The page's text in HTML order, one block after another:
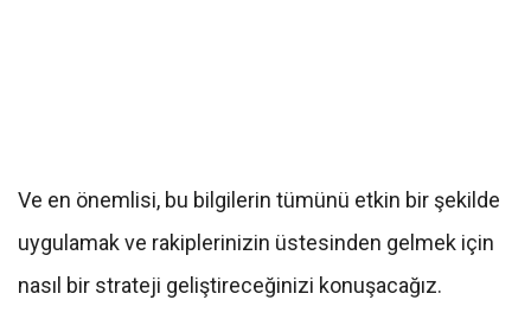
Ve en önemlisi, bu bilgilerin tümünü etkin bir şekilde
uygulamak ve rakiplerinizin üstesinden gelmek için
nasıl bir strateji geliştireceğinizi konuşacağız.